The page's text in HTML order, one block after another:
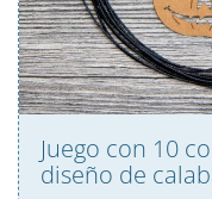
Juego con 10
diseño de